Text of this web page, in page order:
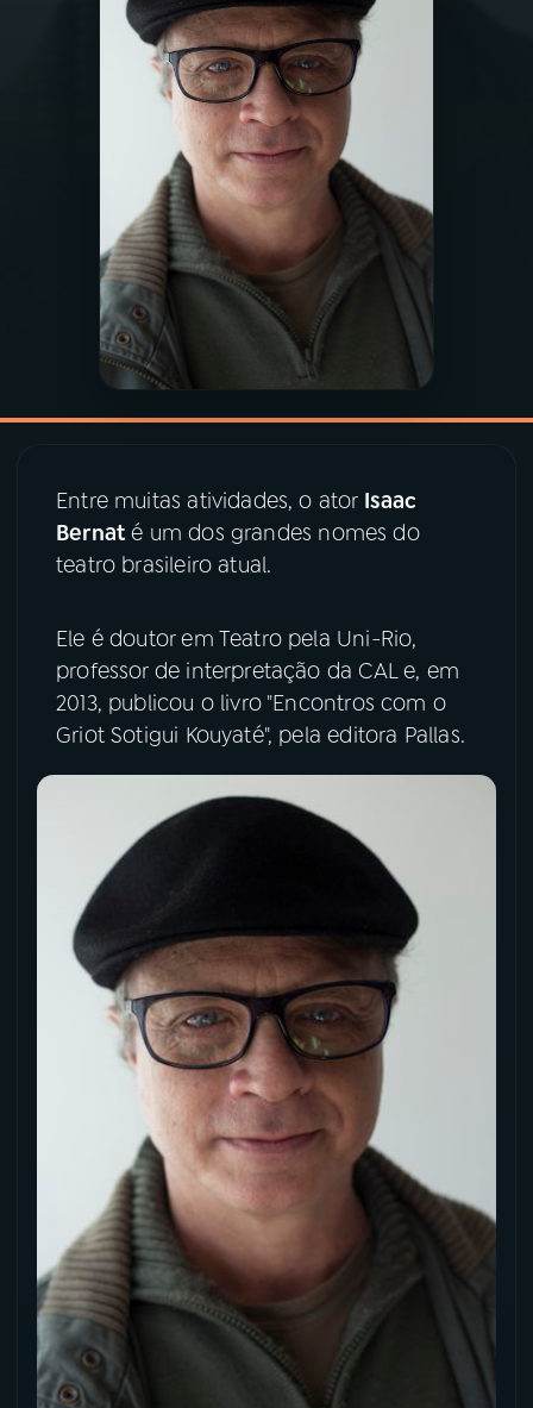
PODCASTS
VIDEOCASTS
ÚLTIMAS
PRÊMIO RÁDIO MEC
ACOMPANHE A RÁDIO MEC
TikTok
Entre muitas atividades, o ator Isaac
Bernaté um dos grandes nomes do
teatro brasileiro atual.
Ele é doutor em Teatro pela Uni-Rio,
professor de interpretação da CAL e, em
2013, publicou o livro "Encontros com o
Griot Sotigui Kouyaté", pela editora Pallas.